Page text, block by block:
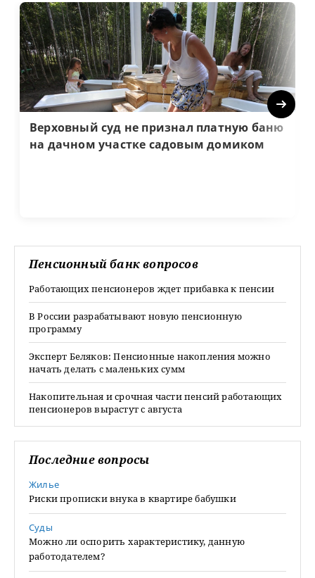
Верховный суд не признал платную баню
на дачном участке садовым домиком
Next
Пенсионный банк вопросов
Работающих пенсионеров ждет прибавка к пенсии
В России разрабатывают новую пенсионную
программу
Эксперт Беляков: Пенсионные накопления можно
начать делать с маленьких сумм
Накопительная и срочная части пенсий работающих
пенсионеров вырастут с августа
Последние вопросы
Жилье
Риски прописки внука в квартире бабушки
Суды
Можно ли оспорить характеристику, данную
работодателем?